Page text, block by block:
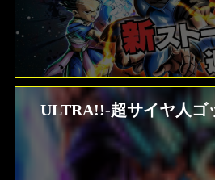
ULTRA!!-超サイヤ人ゴ